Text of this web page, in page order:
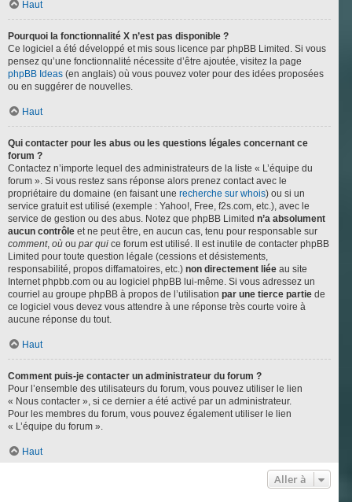
Haut
Pourquoi la fonctionnalité X n’est pas disponible ?
Ce logiciel a été développé et mis sous licence par phpBB Limited. Si vous
pensez qu’une fonctionnalité nécessite d’être ajoutée, visitez la page
phpBB Ideas (en anglais) où vous pouvez voter pour des idées proposées
ou en suggérer de nouvelles.
Haut
Qui contacter pour les abus ou les questions légales concernant ce
forum ?
Contactez n’importe lequel des administrateurs de la liste « L’équipe du
forum ». Si vous restez sans réponse alors prenez contact avec le
propriétaire du domaine (en faisant une recherche sur whois) ou si un
service gratuit est utilisé (exemple : Yahoo!, Free, f2s.com, etc.), avec le
service de gestion ou des abus. Notez que phpBB Limited n’a absolument
aucun contrôle et ne peut être, en aucun cas, tenu pour responsable sur
comment, où ou par qui ce forum est utilisé. Il est inutile de contacter phpBB
Limited pour toute question légale (cessions et désistements,
responsabilité, propos diffamatoires, etc.) non directement liée au site
Internet phpbb.com ou au logiciel phpBB lui-même. Si vous adressez un
courriel au groupe phpBB à propos de l’utilisation par une tierce partie de
ce logiciel vous devez vous attendre à une réponse très courte voire à
aucune réponse du tout.
Haut
Comment puis-je contacter un administrateur du forum ?
Pour l’ensemble des utilisateurs du forum, vous pouvez utiliser le lien
« Nous contacter », si ce dernier a été activé par un administrateur.
Pour les membres du forum, vous pouvez également utiliser le lien
« L’équipe du forum ».
Haut
Aller à